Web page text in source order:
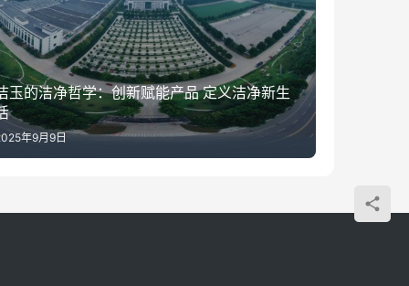
玉的洁净哲学：创新赋能产品 定义洁净新生
年9月9日